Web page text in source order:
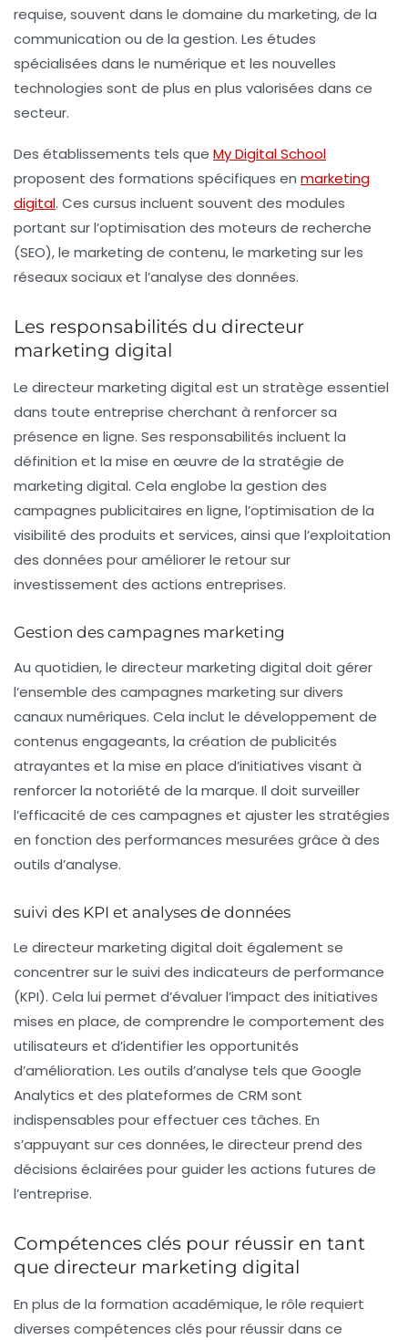
requise, souvent dans le domaine du marketing, de la
communication ou de la gestion. Les études
spécialisées dans le numérique et les nouvelles
technologies sont de plus en plus valorisées dans ce
secteur.
Des établissements tels que My Digital School
proposent des formations spécifiques en marketing
digital. Ces cursus incluent souvent des modules
portant sur l’optimisation des moteurs de recherche
(SEO), le marketing de contenu, le marketing sur les
réseaux sociaux et l’analyse des données.
Les responsabilités du directeur
marketing digital
Le directeur marketing digital est un stratège essentiel
dans toute entreprise cherchant à renforcer sa
présence en ligne. Ses responsabilités incluent la
définition et la mise en œuvre de la stratégie de
marketing digital. Cela englobe la gestion des
campagnes publicitaires en ligne, l’optimisation de la
visibilité des produits et services, ainsi que l’exploitation
des données pour améliorer le retour sur
investissement des actions entreprises.
Gestion des campagnes marketing
Au quotidien, le directeur marketing digital doit gérer
l’ensemble des campagnes marketing sur divers
canaux numériques. Cela inclut le développement de
contenus engageants, la création de publicités
atrayantes et la mise en place d’initiatives visant à
renforcer la notoriété de la marque. Il doit surveiller
l’efficacité de ces campagnes et ajuster les stratégies
en fonction des performances mesurées grâce à des
outils d’analyse.
suivi des KPI et analyses de données
Le directeur marketing digital doit également se
concentrer sur le suivi des indicateurs de performance
(KPI). Cela lui permet d’évaluer l’impact des initiatives
mises en place, de comprendre le comportement des
utilisateurs et d’identifier les opportunités
d’amélioration. Les outils d’analyse tels que Google
Analytics et des plateformes de CRM sont
indispensables pour effectuer ces tâches. En
s’appuyant sur ces données, le directeur prend des
décisions éclairées pour guider les actions futures de
l’entreprise.
Compétences clés pour réussir en tant
que directeur marketing digital
En plus de la formation académique, le rôle requiert
diverses compétences clés pour réussir dans ce